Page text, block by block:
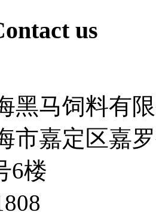
us
黑马饲料有
市嘉定区嘉
楼